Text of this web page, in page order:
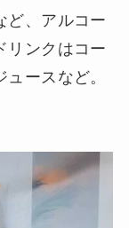
ど、アルコー
リンクはコー
ースなど。